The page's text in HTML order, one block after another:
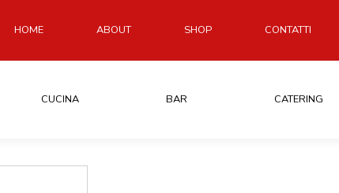
HOME ABOUT SHOP CONTATTI
CUCINA BAR CATERING